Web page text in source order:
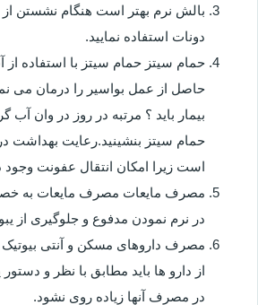
بالش نرم بهتر است هنگام نشستن
دونات استفاده نمایید.
حمام سیتز حمام سیتز با استفاده
حاصل از عمل بواسیر را درمان می
بیمار باید ؟ مرتبه در روز در وان
حمام سیتز بنشینید.رعایت بهداشت
است زیرا امکان انتقال عفونت وجود
مصرف مایعات مصرف مایعات به
در نرم نمودن مدفوع و جلوگیری از
مصرف داروهای مسکن و آنتی
از دارو ها باید مطابق با نظر و
در مصرف آنها زیاده روی نشود.